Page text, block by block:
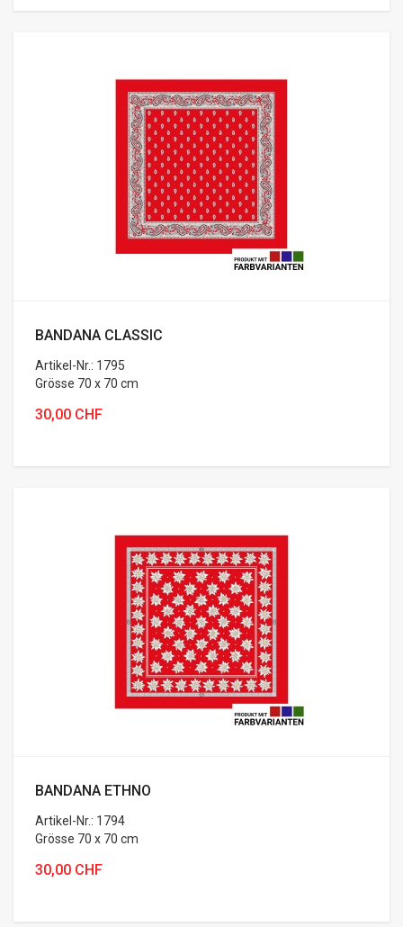
BANDANA CLASSIC
Artikel-Nr.: 1795
Grösse 70 x 70 cm
30,00 CHF
BANDANA ETHNO
Artikel-Nr.: 1794
Grösse 70 x 70 cm
30,00 CHF